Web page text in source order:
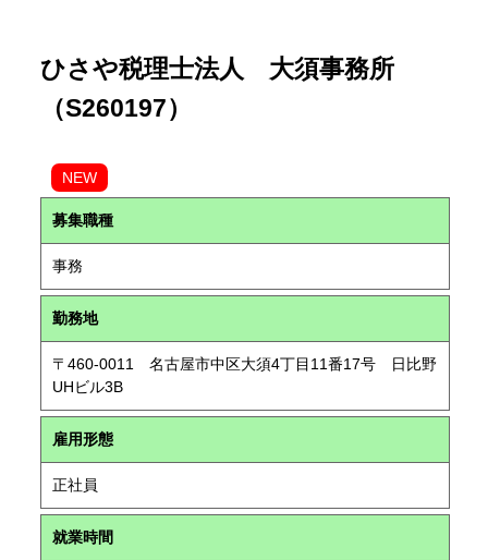
ひさや税理士法人 大須事務所
（S260197）
NEW
募集職種
事務
勤務地
〒460-0011 名古屋市中区大須4丁目11番17号 日比野
UHビル3B
雇用形態
正社員
就業時間